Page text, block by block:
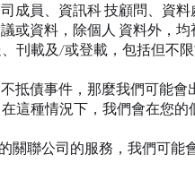
員、資訊科 技顧問、資料
或資料，除個人 資料外，
刊載及/或登載，包括但不
抵債事件，那麼我們可能
這種情況下，我們會在您
關聯公司的服務，我們可